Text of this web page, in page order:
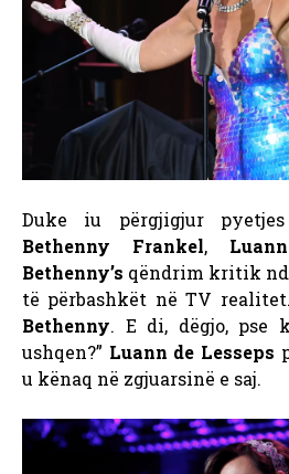
Duke iu përgjigjur
Bethenny Frankel, Luann
Bethenny’s qëndrim kritik
të përbashkët në TV
Bethenny. E di, dëgjo, pse
ushqen?” Luann de Lesseps
u kënaq në zgjuarsinë e saj.